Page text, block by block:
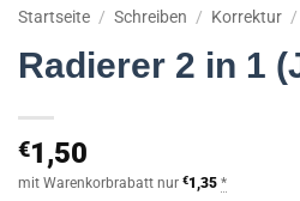
Startseite / Schreiben / Korrektur /
Radierer 2 in 1
€1,50
mit Warenkorbrabatt nur €1,35 *